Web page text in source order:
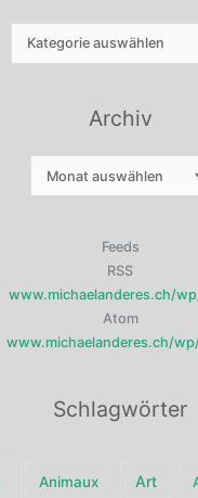
Archiv
Feeds
RSS
www.michaelanderes.ch/
Atom
www.michaelanderes.ch/
Schlagwörter
Animaux Art